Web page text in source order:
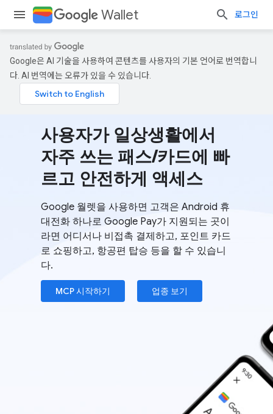
Wallet 로그인
Google은 AI 기술을 사용하여 콘텐츠를 사용자의 기본 언어로 번역합니
다. AI 번역에는 오류가 있을 수 있습니다.
사용자가 일상생활에서
자주 쓰는 패스/카드에 빠
르고 안전하게 액세스
Google 월렛을 사용하면 고객은 Android 휴
대전화 하나로 Google Pay가 지원되는 곳이
라면 어디서나 비접촉 결제하고, 포인트 카드
로 쇼핑하고, 항공편 탑승 등을 할 수 있습니
다.
MCP 시작하기 업종 보기